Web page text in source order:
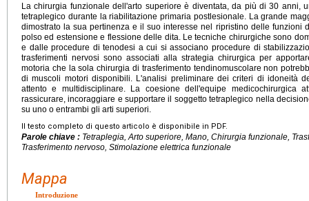
La chirurgia funzionale dell'arto superiore è diventata, da più di 30 anni,
tetraplegico durante la riabilitazione primaria postlesionale. La grande
dimostrato la sua pertinenza e il suo interesse nel ripristino delle funzioni
polso ed estensione e flessione delle dita. Le tecniche chirurgiche sono
e dalle procedure di tenodesi a cui si associano procedure di
trasferimenti nervosi sono associati alla strategia chirurgica per
motoria che la sola chirurgia di trasferimento tendinomuscolare non
di muscoli motori disponibili. L'analisi preliminare dei criteri di idoneità
attento e multidisciplinare. La coesione dell'equipe medicochirurgica
rassicurare, incoraggiare e supportare il soggetto tetraplegico nella
su uno o entrambi gli arti superiori.
Il testo completo di questo articolo è disponibile in PDF.
Parole chiave : Tetraplegia, Arto superiore, Mano, Chirurgia funzionale,
Trasferimento nervoso, Stimolazione elettrica funzionale
Mappa
Introduzione